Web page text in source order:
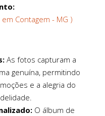
Contagem - MG )
As fotos capturam a
genuína, permitindo
e a alegria do
O álbum de